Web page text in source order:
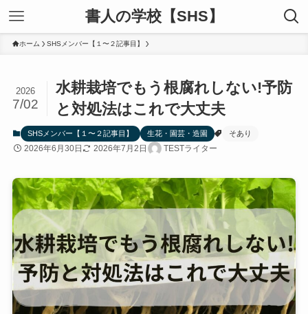
書人の学校【SHS】
ホーム SHSメンバー【１〜２記事目】
水耕栽培でもう根腐れしない!予防
と対処法はこれで大丈夫
2026
7/02
SHSメンバー【１〜２記事目】 生花・園芸・造園 そあり
2026年6月30日 2026年7月2日 TESTライター